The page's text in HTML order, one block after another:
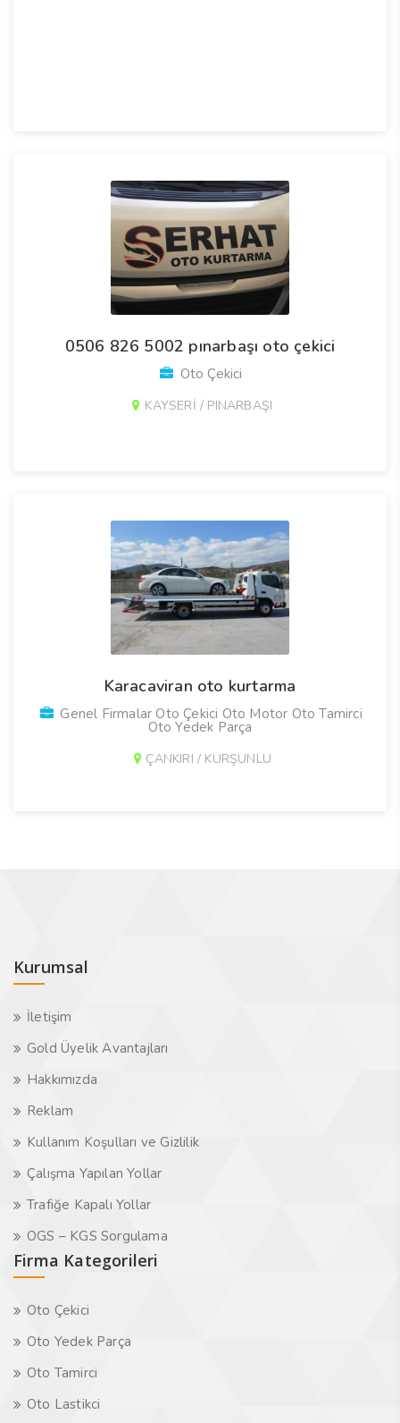
0506 826 5002 pınarbaşı oto çekici
Oto Çekici
KAYSERİ / PINARBAŞI
Karacaviran oto kurtarma
Genel Firmalar Oto Çekici Oto Motor Oto Tamirci
Oto Yedek Parça
ÇANKIRI / KURŞUNLU
Kurumsal
İletişim
Gold Üyelik Avantajları
Hakkımızda
Reklam
Kullanım Koşulları ve Gizlilik
Çalışma Yapılan Yollar
Trafiğe Kapalı Yollar
OGS – KGS Sorgulama
Firma Kategorileri
Oto Çekici
Oto Yedek Parça
Oto Tamirci
Oto Lastikci